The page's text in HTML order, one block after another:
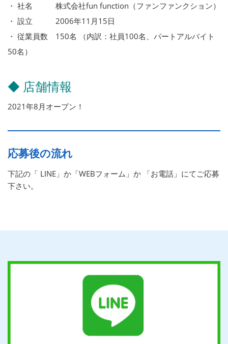
・ 社名 株式会社fun function（ファンファンクション）
・ 設立 2006年11月15日
・ 従業員数 150名 （内訳：社員100名、パートアルバイト
50名）
◆ 店舗情報
2021年8月オープン！
応募後の流れ
下記の「 LINE」か「WEBフォーム」か 「お電話」にてご応募
下さい。